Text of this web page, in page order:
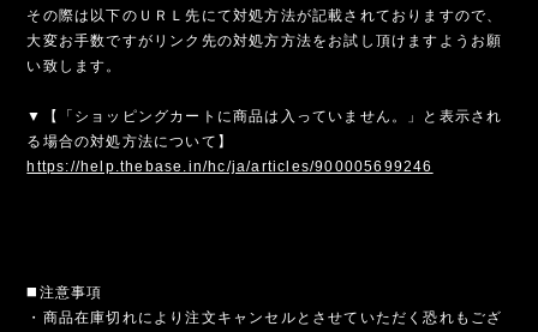
その際は以下のＵＲＬ先にて対処方法が記載されておりますので、
大変お手数ですがリンク先の対処方方法をお試し頂けますようお願
い致します。
▼【「ショッピングカートに商品は入っていません。」と表示され
る場合の対処方法について】
https://help.thebase.in/hc/ja/articles/900005699246
◼️注意事項
・商品在庫切れにより注文キャンセルとさせていただく恐れもござ